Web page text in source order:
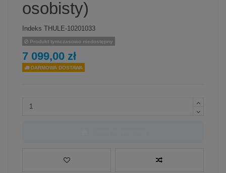
osobisty)
Indeks THULE-10201033
Produkt tymczasowo niedostępny
7 099,00 zł
DARMOWA DOSTAWA